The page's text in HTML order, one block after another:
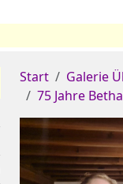
Start
Galerie
75 Jahre